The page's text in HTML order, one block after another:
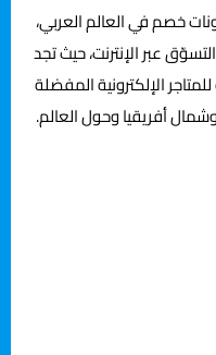
خصم في العالم العربي،
عبر الإنترنت، حيث تجد
الإلكترونية المفضلة
أفريقيا وحول العالم.